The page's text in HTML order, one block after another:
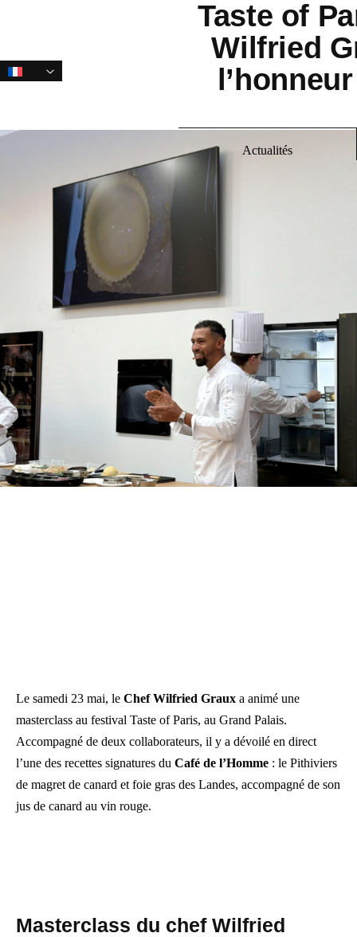
navigation
contenu
Taste of
Wilfried
Actualités
Le samedi 23 mai, le Chef Wilfried Graux a animé une
masterclass au festival Taste of Paris, au Grand Palais.
Accompagné de deux collaborateurs, il y a dévoilé en direct
l’une des recettes signatures du Café de l’Homme : le Pithiviers
de magret de canard et foie gras des Landes, accompagné de son
jus de canard au vin rouge.
Masterclass du chef Wilfried